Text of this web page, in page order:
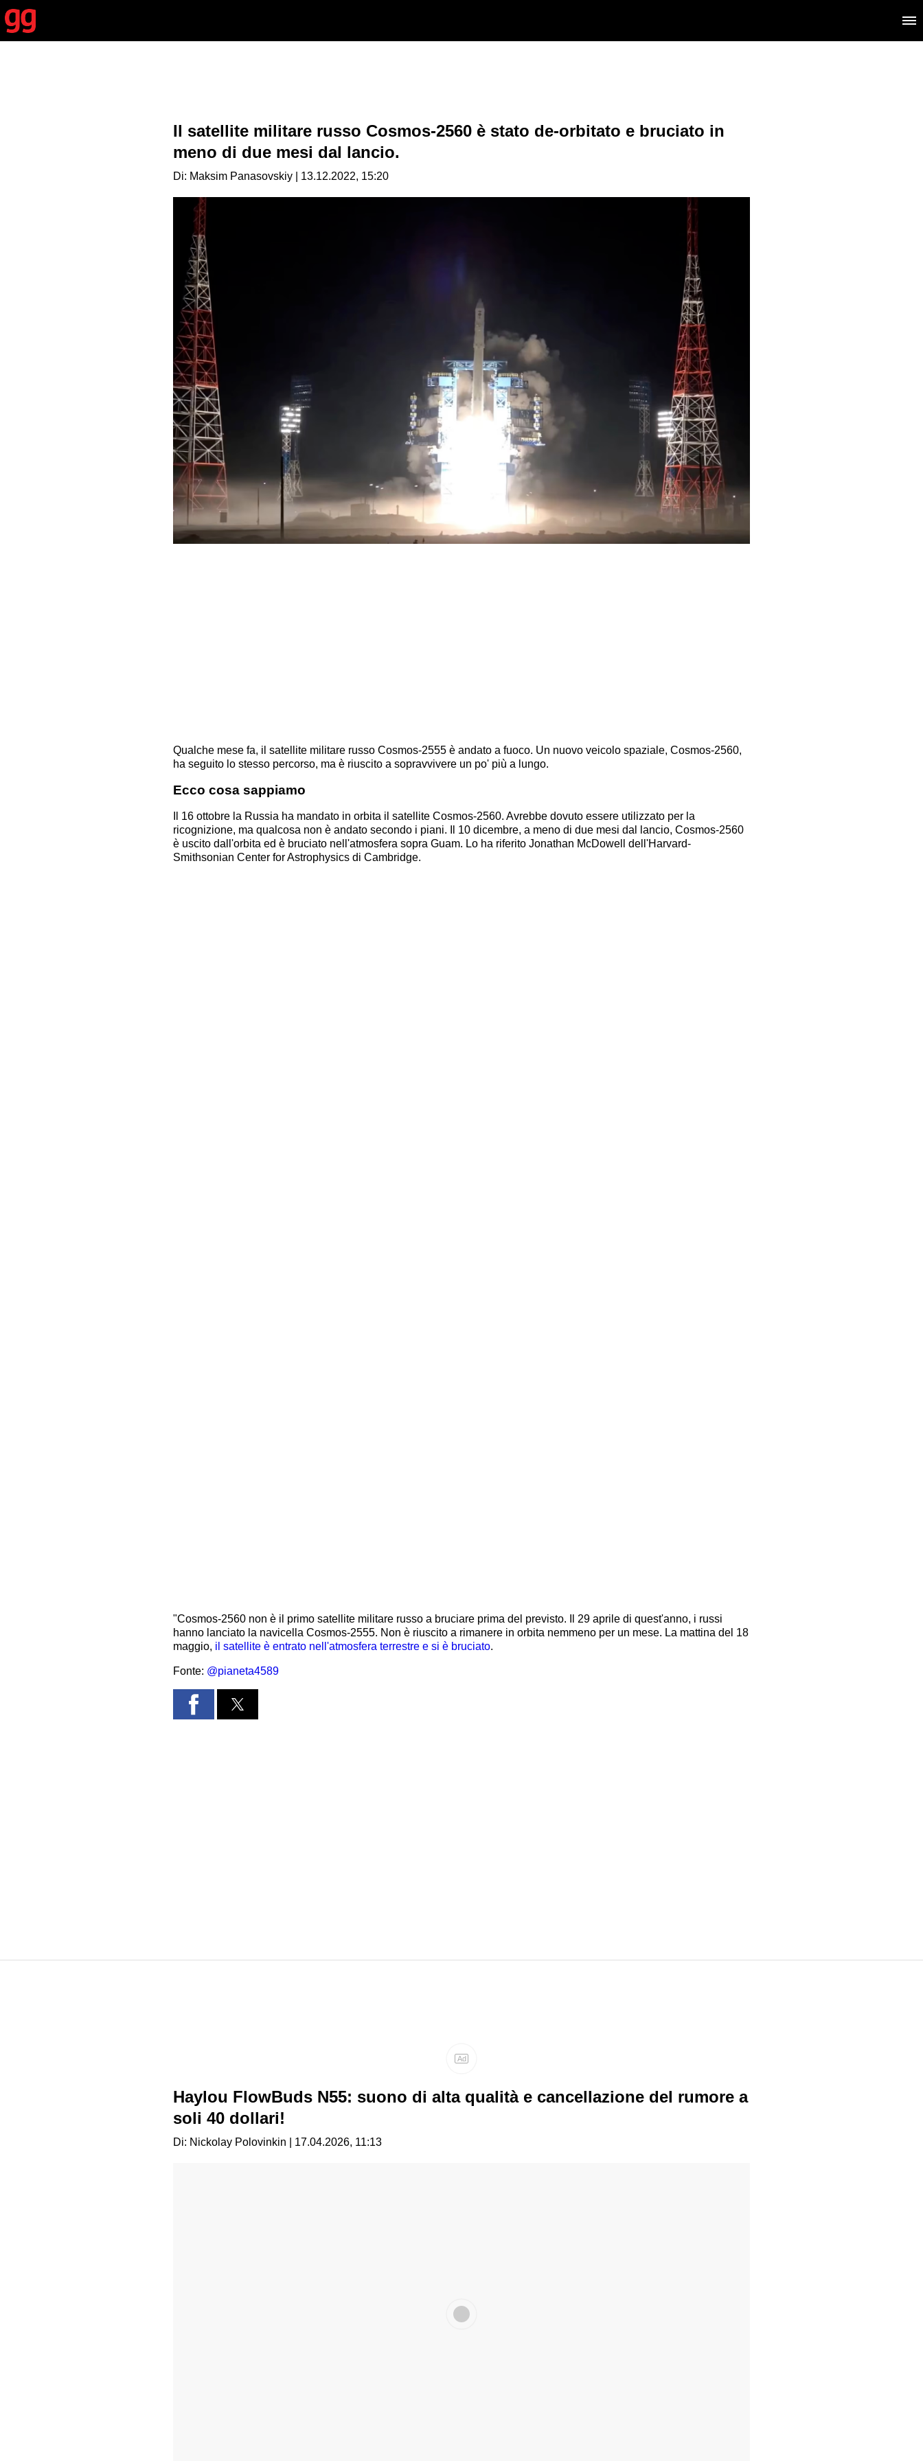
Il satellite militare russo Cosmos-2560 è stato de-orbitato e bruciato in
meno di due mesi dal lancio.
Di: Maksim Panasovskiy | 13.12.2022, 15:20
Qualche mese fa, il satellite militare russo Cosmos-2555 è andato a fuoco. Un nuovo veicolo spaziale, Cosmos-2560,
ha seguito lo stesso percorso, ma è riuscito a sopravvivere un po' più a lungo.
Ecco cosa sappiamo
Il 16 ottobre la Russia ha mandato in orbita il satellite Cosmos-2560. Avrebbe dovuto essere utilizzato per la
ricognizione, ma qualcosa non è andato secondo i piani. Il 10 dicembre, a meno di due mesi dal lancio, Cosmos-2560
è uscito dall'orbita ed è bruciato nell'atmosfera sopra Guam. Lo ha riferito Jonathan McDowell dell'Harvard-
Smithsonian Center for Astrophysics di Cambridge.
"Cosmos-2560 non è il primo satellite militare russo a bruciare prima del previsto. Il 29 aprile di quest'anno, i russi
hanno lanciato la navicella Cosmos-2555. Non è riuscito a rimanere in orbita nemmeno per un mese. La mattina del 18
maggio, il satellite è entrato nell'atmosfera terrestre e si è bruciato.
Fonte: @pianeta4589